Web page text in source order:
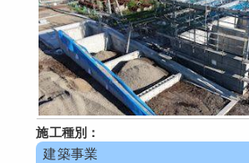
施工種別：
建築事業